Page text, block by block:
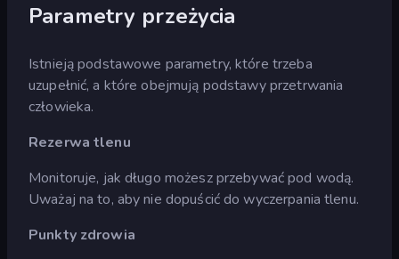
Parametry przeżycia
Istnieją podstawowe parametry, które trzeba
uzupełnić, a które obejmują podstawy przetrwania
człowieka.
Rezerwa tlenu
Monitoruje, jak długo możesz przebywać pod wodą.
Uważaj na to, aby nie dopuścić do wyczerpania tlenu.
Punkty zdrowia